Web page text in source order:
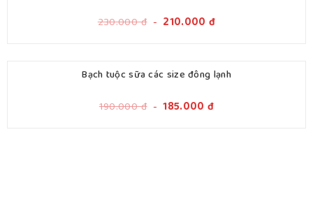
230.000đ - 210.000 đ
Bạch tuộc sữa các size đông lạnh
190.000đ - 185.000 đ